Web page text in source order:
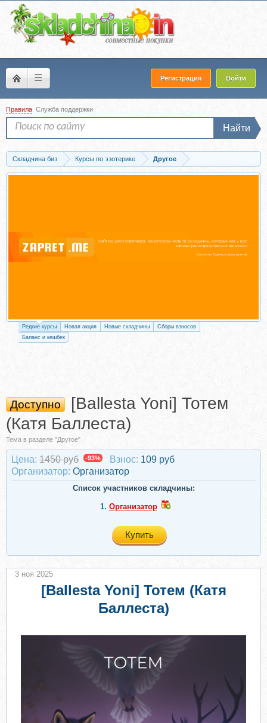
☰ Регистрация Войти
Правила Служба поддержки
Найти
Складчина биз Курсы по эзотерике
Другое
Скачать [Ballesta Yoni] Тотем (Катя Баллеста)
Редкие курсы Новая акция Новые складчины
Сборы взносов
Баланс и кешбек
Доступно
[Ballesta Yoni] Тотем
(Катя Баллеста)
Тема в разделе "Другое"
Цена: 1450 руб -93% Взнос: 109 руб
Организатор: Организатор
Список участников складчины:
1. Организатор
Купить
[Ballesta Yoni] Тотем (Катя
Баллеста)
3 ноя 2025